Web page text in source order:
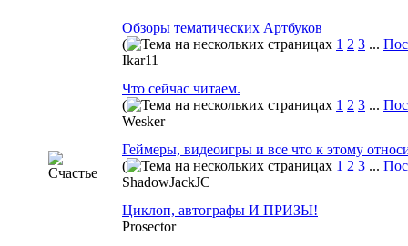
Обзоры тематических Артбуков
(
1 2 3 ...
Ikar11
Что сейчас читаем.
(
1 2 3 ...
Wesker
Геймеры, видеоигры и все что к этому
(
1 2 3 ...
ShadowJackJC
Циклоп, автографы И ПРИЗЫ!
Prosector